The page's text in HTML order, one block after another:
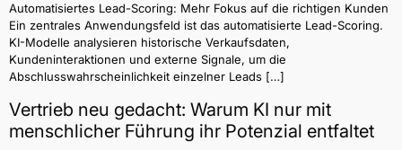
Automatisiertes Lead-Scoring: Mehr Fokus auf die richtigen Kunden
Ein zentrales Anwendungsfeld ist das automatisierte Lead-Scoring.
KI-Modelle analysieren historische Verkaufsdaten,
Kundeninteraktionen und externe Signale, um die
Abschlusswahrscheinlichkeit einzelner Leads […]
Vertrieb neu gedacht: Warum KI nur mit
menschlicher Führung ihr Potenzial entfaltet